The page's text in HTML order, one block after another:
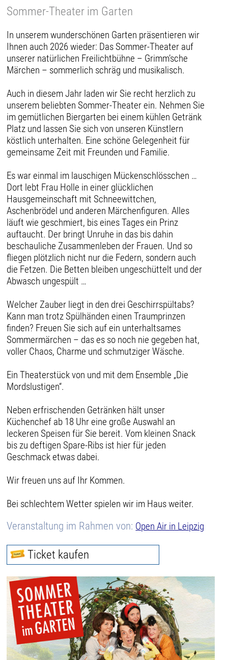
Sommer-Theater im Garten
In unserem wunderschönen Garten präsentieren wir
Ihnen auch 2026 wieder: Das Sommer-Theater auf
unserer natürlichen Freilichtbühne – Grimm’sche
Märchen – sommerlich schräg und musikalisch.
Auch in diesem Jahr laden wir Sie recht herzlich zu
unserem beliebten Sommer-Theater ein. Nehmen Sie
im gemütlichen Biergarten bei einem kühlen Getränk
Platz und lassen Sie sich von unseren Künstlern
köstlich unterhalten. Eine schöne Gelegenheit für
gemeinsame Zeit mit Freunden und Familie.
Es war einmal im lauschigen Mückenschlösschen …
Dort lebt Frau Holle in einer glücklichen
Hausgemeinschaft mit Schneewittchen,
Aschenbrödel und anderen Märchenfiguren. Alles
läuft wie geschmiert, bis eines Tages ein Prinz
auftaucht. Der bringt Unruhe in das bis dahin
beschauliche Zusammenleben der Frauen. Und so
fliegen plötzlich nicht nur die Federn, sondern auch
die Fetzen. Die Betten bleiben ungeschüttelt und der
Abwasch ungespült …
Welcher Zauber liegt in den drei Geschirrspültabs?
Kann man trotz Spülhänden einen Traumprinzen
finden? Freuen Sie sich auf ein unterhaltsames
Sommermärchen – das es so noch nie gegeben hat,
voller Chaos, Charme und schmutziger Wäsche.
Ein Theaterstück von und mit dem Ensemble „Die
Mordslustigen“.
Neben erfrischenden Getränken hält unser
Küchenchef ab 18 Uhr eine große Auswahl an
leckeren Speisen für Sie bereit. Vom kleinen Snack
bis zu deftigen Spare-Ribs ist hier für jeden
Geschmack etwas dabei.
Wir freuen uns auf Ihr Kommen.
Bei schlechtem Wetter spielen wir im Haus weiter.
Veranstaltung im Rahmen von: Open Air in Leipzig
Ticket kaufen